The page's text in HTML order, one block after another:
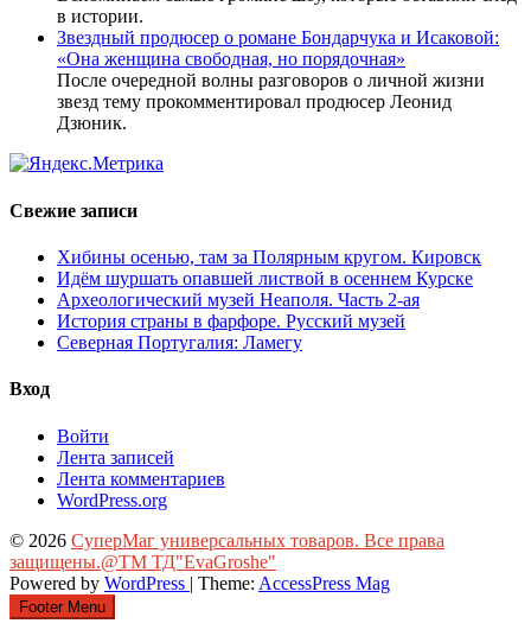
в истории.
Звездный продюсер о романе Бондарчука и Исаковой:
«Она женщина свободная, но порядочная»
После очередной волны разговоров о личной жизни
звезд тему прокомментировал продюсер Леонид
Дзюник.
Свежие записи
Хибины осенью, там за Полярным кругом. Кировск
Идём шуршать опавшей листвой в осеннем Курске
Археологический музей Неаполя. Часть 2-ая
История страны в фарфоре. Русский музей
Северная Португалия: Ламегу
Вход
Войти
Лента записей
Лента комментариев
WordPress.org
© 2026 СуперМаг универсальных товаров. Все права
защищены.@ТМ ТД"EvaGroshe"
Powered by WordPress | Theme: AccessPress Mag
Footer Menu